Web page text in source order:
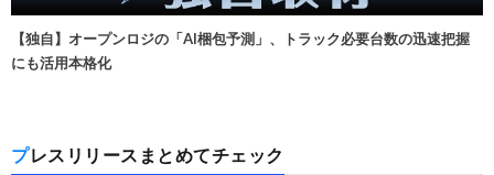
【独自】オープンロジの「AI梱包予測」、トラック必要台数の迅速把握
にも活用本格化
プレスリリースまとめてチェック